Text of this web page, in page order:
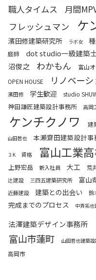
職人タイムス
月間
フレッシュマン ケ
濱田修建築研究所 ラボ女
庭師 dot studio一級建築
沼俊之 わかもん 富山
OPEN HOUSE リノベー
濱田修 学生歓迎 studio
神田謙匠建築設計事務所 高岡
ケンチクノワ 建
山田哲也
本瀬齋田建築設計事
３K 資格 富山工業
上野宏岳 新入社員 大工 荒
辻建設 三四五建築研究所 富山
近藤建設
建築との出会い 鈴
完成までのプロセス 中斉拓也
法澤建築デザイン事務所
富山市蓮町 山田哲也建築
高岡市